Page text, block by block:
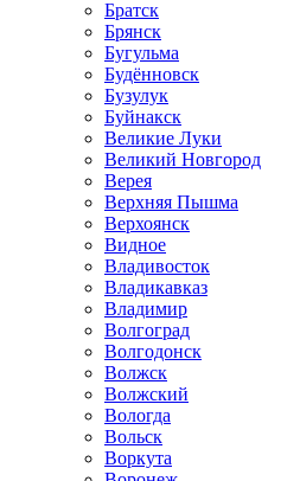
Братск
Брянск
Бугульма
Будённовск
Бузулук
Буйнакск
Великие Луки
Великий Новгород
Верея
Верхняя Пышма
Верхоянск
Видное
Владивосток
Владикавказ
Владимир
Волгоград
Волгодонск
Волжск
Волжский
Вологда
Вольск
Воркута